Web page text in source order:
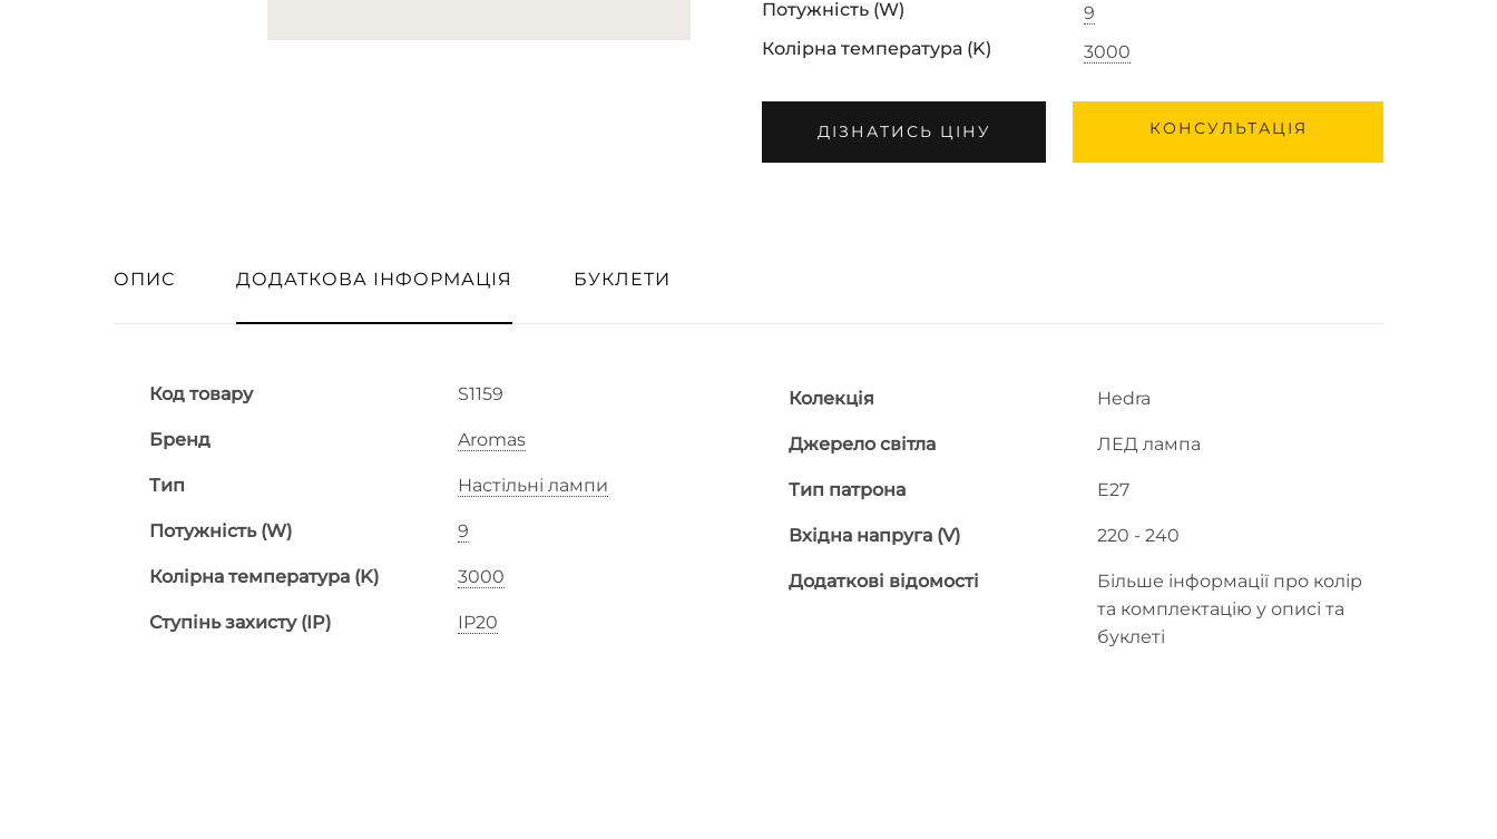
Потужність (W)
9
Колірна температура (K)
3000
ДІЗНАТИСЬ ЦІНУ КОНСУЛЬТАЦІЯ
ОПИС ДОДАТКОВА ІНФОРМАЦІЯ БУКЛЕТИ
Код товару S1159
Бренд Aromas
Тип Настільні лампи
Потужність (W) 9
Колірна температура (K) 3000
Ступінь захисту (IP) IP20
Колекція Hedra
Джерело світла ЛЕД лампа
Тип патрона E27
Вхідна напруга (V) 220 - 240
Додаткові відомості
Більше інформації про колір
та комплектацію у описі та
буклеті